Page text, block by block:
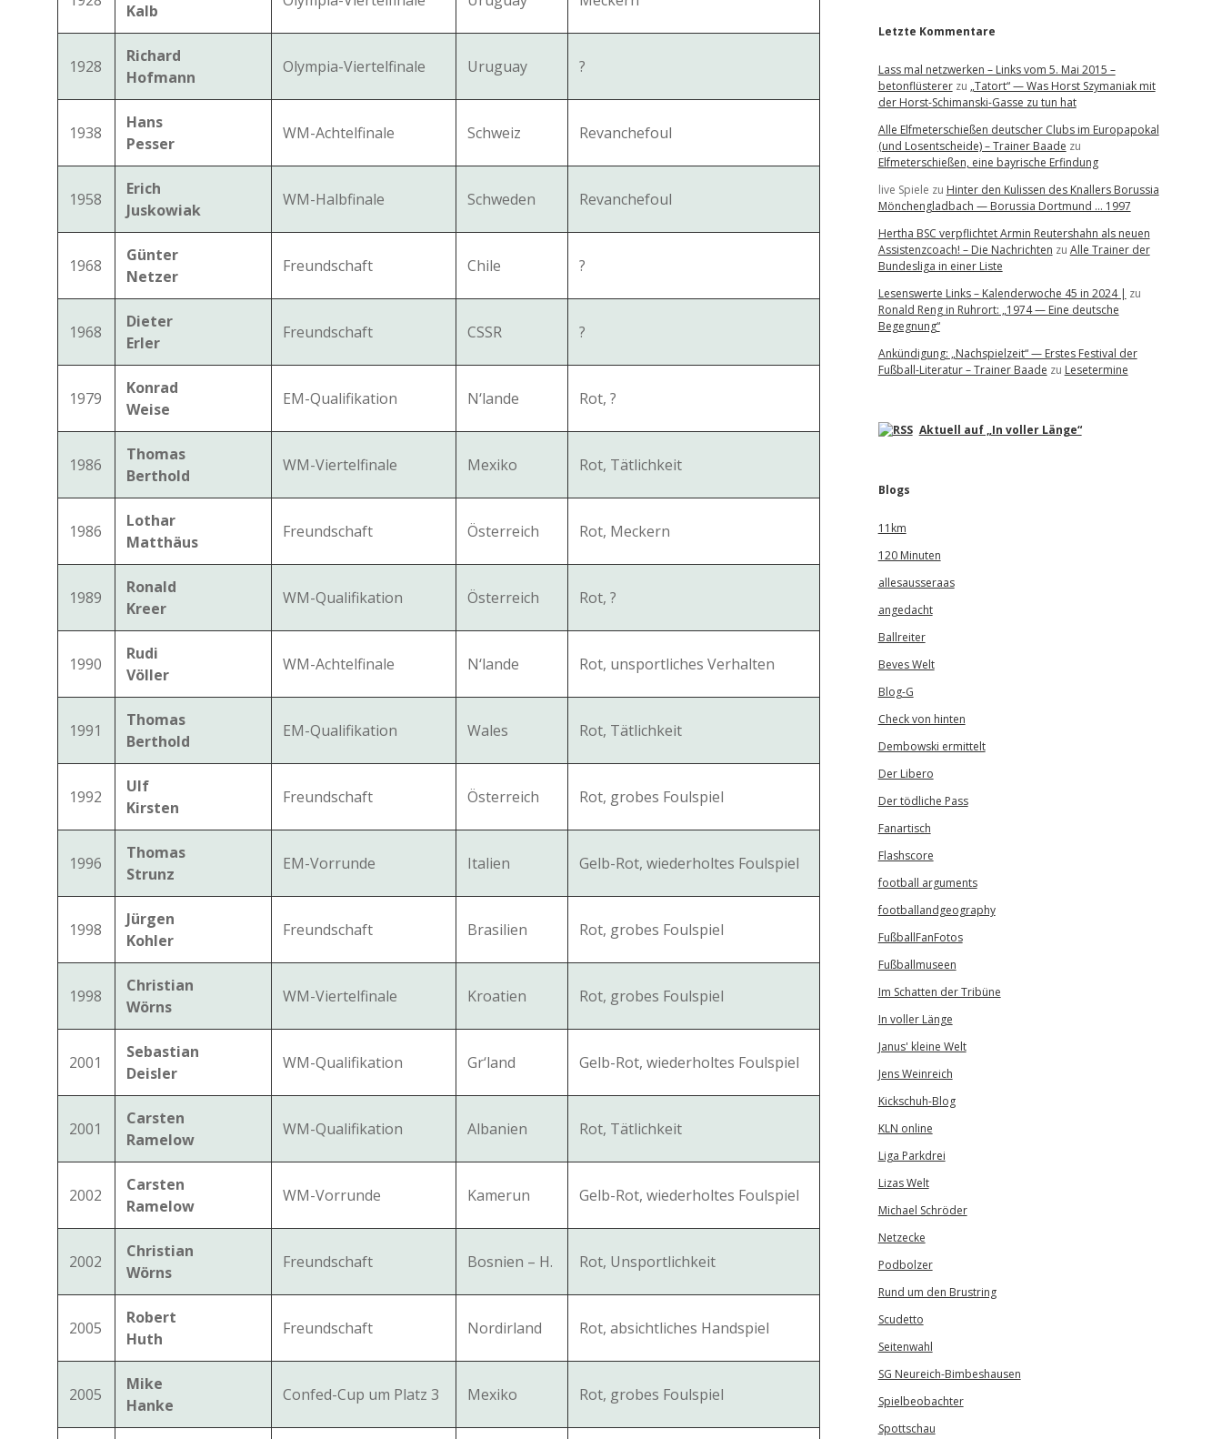
Kalb
1928
Richard
Hofmann
Olympia-Viertelfinale Uruguay ?
1938
Hans
Pesser
WM-Achtelfinale Schweiz Revanchefoul
1958
Erich
Juskowiak
WM-Halbfinale Schweden Revanchefoul
1968
Günter
Netzer
Freundschaft Chile ?
1968
Dieter
Erler
Freundschaft CSSR ?
1979
Konrad
Weise
EM-Qualifikation N‘lande Rot, ?
1986
Thomas
Berthold
WM-Viertelfinale Mexiko Rot, Tätlichkeit
1986
Lothar
Matthäus
Freundschaft Österreich Rot, Meckern
1989
Ronald
Kreer
WM-Qualifikation Österreich Rot, ?
1990
Rudi
Völler
WM-Achtelfinale N‘lande Rot, unsportliches Verhalten
1991
Thomas
Berthold
EM-Qualifikation Wales Rot, Tätlichkeit
1992
Ulf
Kirsten
Freundschaft Österreich Rot, grobes Foulspiel
1996
Thomas
Strunz
EM-Vorrunde Italien Gelb-Rot, wiederholtes Foulspiel
1998
Jürgen
Kohler
Freundschaft Brasilien Rot, grobes Foulspiel
1998
Christian
Wörns
WM-Viertelfinale Kroatien Rot, grobes Foulspiel
2001
Sebastian
Deisler
WM-Qualifikation Gr‘land Gelb-Rot, wiederholtes Foulspiel
2001
Carsten
Ramelow
WM-Qualifikation Albanien Rot, Tätlichkeit
2002
Carsten
Ramelow
WM-Vorrunde Kamerun Gelb-Rot, wiederholtes Foulspiel
2002
Christian
Wörns
Freundschaft Bosnien – H. Rot, Unsportlichkeit
2005
Robert
Huth
Freundschaft Nordirland Rot, absichtliches Handspiel
2005
Mike
Hanke
Confed-Cup um Platz 3 Mexiko Rot, grobes Foulspiel
Letzte Kommentare
Lass mal netzwerken – Links vom 5. Mai 2015 –
betonflüstererzu „Tatort“ — Was Horst Szymaniak mit
der Horst-Schimanski-Gasse zu tun hat
Alle Elfmeterschießen deutscher Clubs im Europapokal
(und Losentscheide) – Trainer Baade zu
Elfmeterschießen, eine bayrische Erfindung
live Spiele zu Hinter den Kulissen des Knallers Borussia
Mönchengladbach — Borussia Dortmund … 1997
Hertha BSC verpflichtet Armin Reutershahn als neuen
Assistenzcoach! – Die Nachrichten zu Alle Trainer der
Bundesliga in einer Liste
Lesenswerte Links – Kalenderwoche 45 in 2024 | zu
Ronald Reng in Ruhrort: „1974 — Eine deutsche
Begegnung“
Ankündigung: „Nachspielzeit“ — Erstes Festival der
Fußball-Literatur – Trainer Baade zu Lesetermine
Aktuell auf „In voller Länge“
Blogs
11km
120 Minuten
allesausseraas
angedacht
Ballreiter
Beves Welt
Blog-G
Check von hinten
Dembowski ermittelt
Der Libero
Der tödliche Pass
Fanartisch
Flashscore
football arguments
footballandgeography
FußballFanFotos
Fußballmuseen
Im Schatten der Tribüne
In voller Länge
Janus' kleine Welt
Jens Weinreich
Kickschuh-Blog
KLN online
Liga Parkdrei
Lizas Welt
Michael Schröder
Netzecke
Podbolzer
Rund um den Brustring
Scudetto
Seitenwahl
SG Neureich-Bimbeshausen
Spielbeobachter
Spottschau